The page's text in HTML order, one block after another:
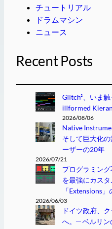
チュートリアル
ドラムマシン
ニュース
Recent Posts
Glitch²、いま
illformed
2026/08/06
Native
そして巨大化
ーザーの20年
2026/07/21
プログラミン
を最強にカス
「Extensions
2026/06/03
ドイツ政府、
へ。─ ベルリン